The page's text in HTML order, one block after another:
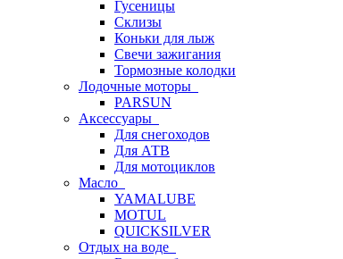
Гусеницы
Склизы
Коньки для лыж
Свечи зажигания
Тормозные колодки
Лодочные моторы
PARSUN
Аксессуары
Для снегоходов
Для АТВ
Для мотоциклов
Масло
YAMALUBE
MOTUL
QUICKSILVER
Отдых на воде